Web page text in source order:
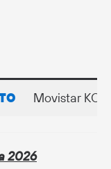
Movistar KOI
2026